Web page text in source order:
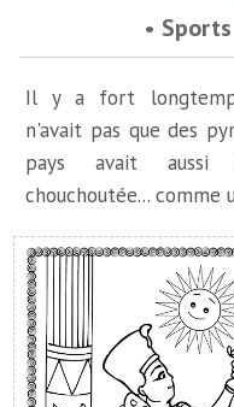
Sports
Il y a fort
n'avait pas que des
pays avait aussi
chouchoutée... comme